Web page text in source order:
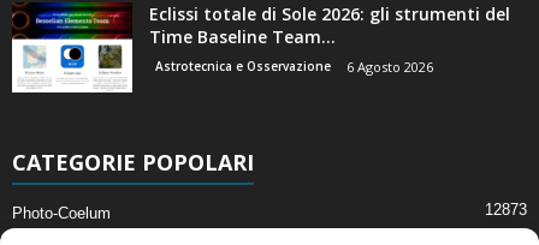
Eclissi totale di Sole 2026: gli strumenti del
Time Baseline Team...
Astrotecnica e Osservazione 6 Agosto 2026
CATEGORIE POPOLARI
Photo-Coelum 12873